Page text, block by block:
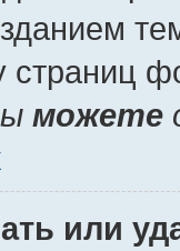
страниц
можете
или